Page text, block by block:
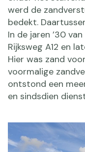
werd de
bedekt.
In de jaren ’30
Rijksweg A12 en
Hier was zand
voormalige
ontstond een
en sindsdien